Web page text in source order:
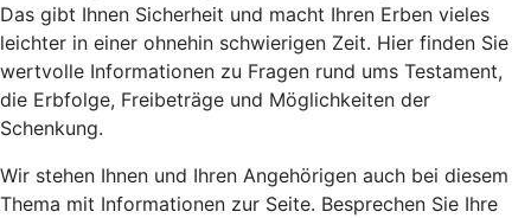
Das gibt Ihnen Sicherheit und macht Ihren Erben vieles
leichter in einer ohnehin schwierigen Zeit. Hier finden Sie
wertvolle Informationen zu Fragen rund ums Testament,
die Erbfolge, Freibeträge und Möglichkeiten der
Schenkung.
Wir stehen Ihnen und Ihren Angehörigen auch bei diesem
Thema mit Informationen zur Seite. Besprechen Sie Ihre